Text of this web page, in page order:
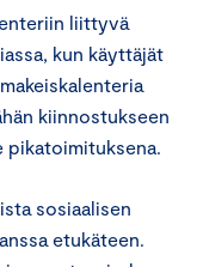
liittyvä
kun käyttäjät
kiinnostukseen
sosiaalisen
etukäteen.